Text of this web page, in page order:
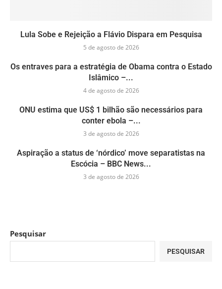
Lula Sobe e Rejeição a Flávio Dispara em Pesquisa
5 de agosto de 2026
Os entraves para a estratégia de Obama contra o Estado
Islâmico –...
4 de agosto de 2026
ONU estima que US$ 1 bilhão são necessários para
conter ebola –...
3 de agosto de 2026
Aspiração a status de ‘nórdico’ move separatistas na
Escócia – BBC News...
3 de agosto de 2026
Pesquisar
PESQUISAR